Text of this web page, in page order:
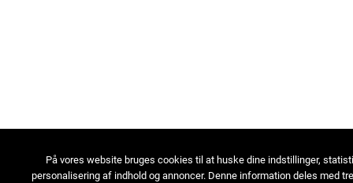
På vores website bruges cookies til at huske dine indstillinger,
personalisering af indhold og annoncer. Denne information deles med